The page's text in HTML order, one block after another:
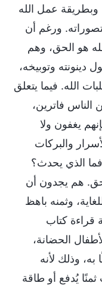
وبطريقة عمل الله
ورغم أن
هو الحق، وهم
دينونته وتوبيخه،
الله. فيما يتعلق
الناس فاترين،
يغفون ولا
والبركات
الذي يحدث؟
هم يجدون أن
وثمنه باهظ
قراءة كتاب
الحضانة،
وذلك لأنه
يُدفع أو طاقة